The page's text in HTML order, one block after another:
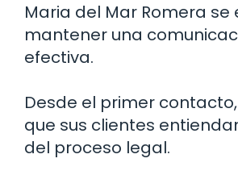
Maria del Mar Romera se
mantener una
efectiva.
Desde el primer
que sus clientes
del proceso legal.